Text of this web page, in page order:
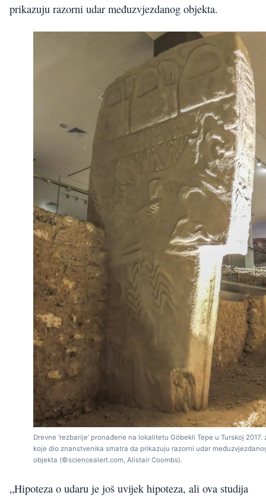
prikazuju razorni udar međuzvjezdanog objekta.
Drevne ‘rezbarije’ pronađene na lokalitetu Göbekli Tepe u Turskoj 2017.
koje dio znanstvenika smatra da prikazuju razorni udar
objekta (©sciencealert.com, Alistair Coombs).
„Hipoteza o udaru je još uvijek hipoteza, ali ova studija